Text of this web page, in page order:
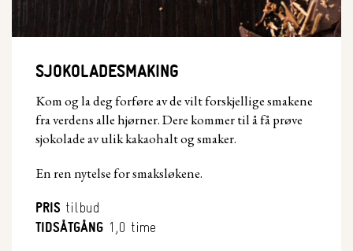
SJOKOLADESMAKING
Kom og la deg forføre av de vilt forskjellige smakene
fra verdens alle hjørner. Dere kommer til å få prøve
sjokolade av ulik kakaohalt og smaker.
En ren nytelse for smaksløkene.
PRIS tilbud
TIDSÅTGÅNG 1,0 time